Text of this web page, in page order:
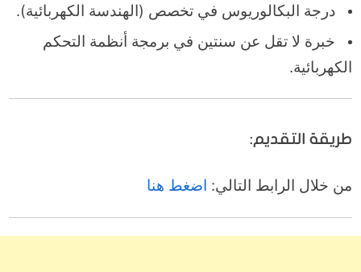
درجة البكالوريوس في تخصص (الهندسة الكهربائية).
خبرة لا تقل عن سنتين في برمجة أنظمة التحكم
الكهربائية.
طريقة التقديم:
من خلال الرابط التالي: اضغط هنا